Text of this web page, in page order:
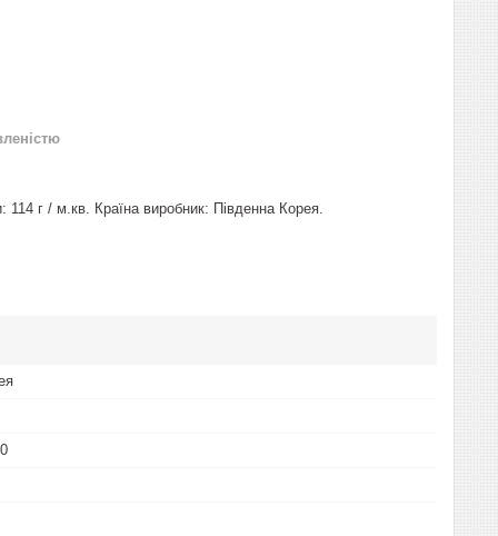
г / м.кв. Країна виробник: Південна Корея.